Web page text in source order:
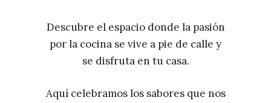
Descubre el espacio donde la pasión
por la cocina se vive a pie de calle y
se disfruta en tu casa.
Aquí celebramos los sabores que nos